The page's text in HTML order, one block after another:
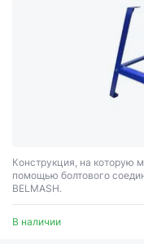
Конструкция, на которую
помощью болтового
BELMASH.
В наличии